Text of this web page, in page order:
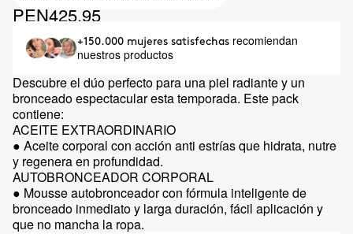
PEN425.95
+150.000 mujeres satisfechas recomiendan
nuestros productos
Descubre el dúo perfecto para una piel radiante y un
bronceado espectacular esta temporada. Este pack
contiene:
ACEITE EXTRAORDINARIO
● Aceite corporal con acción anti estrías que hidrata, nutre
y regenera en profundidad.
AUTOBRONCEADOR CORPORAL
● Mousse autobronceador con fórmula inteligente de
bronceado inmediato y larga duración, fácil aplicación y
que no mancha la ropa.